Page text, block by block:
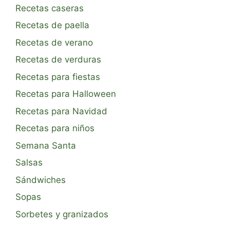
Recetas caseras
Recetas de paella
Recetas de verano
Recetas de verduras
Recetas para fiestas
Recetas para Halloween
Recetas para Navidad
Recetas para niños
Semana Santa
Salsas
Sándwiches
Sopas
Sorbetes y granizados